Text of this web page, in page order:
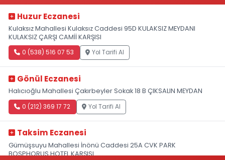
Huzur Eczanesi
Kulaksız Mahallesi Kulaksız Caddesi 95D KULAKSIZ MEYDANI
KULAKSIZ ÇARŞI CAMİİ KARŞISI
0 (538) 516 07 53 Yol Tarifi Al
Gönül Eczanesi
Halıcıoğlu Mahallesi Çakırbeyler Sokak 18 B ÇIKSALIN MEYDAN
0 (212) 369 17 72 Yol Tarifi Al
Taksim Eczanesi
Gümüşsuyu Mahallesi İnönü Caddesi 25A CVK PARK
BOSPHORUS HOTEL KARŞISI